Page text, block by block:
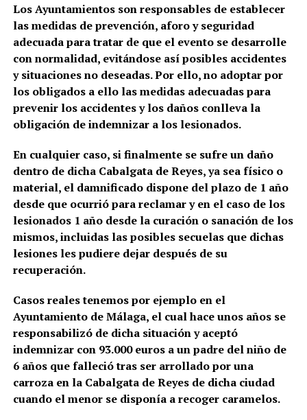
Los Ayuntamientos son responsables de establecer
las medidas de prevención, aforo y seguridad
adecuada para tratar de que el evento se desarrolle
con normalidad, evitándose así posibles accidentes
y situaciones no deseadas. Por ello, no adoptar por
los obligados a ello las medidas adecuadas para
prevenir los accidentes y los daños conlleva la
obligación de indemnizar a los lesionados.
En cualquier caso, si finalmente se sufre un daño
dentro de dicha Cabalgata de Reyes, ya sea físico o
material, el damnificado dispone del plazo de 1 año
desde que ocurrió para reclamar y en el caso de los
lesionados 1 año desde la curación o sanación de los
mismos, incluidas las posibles secuelas que dichas
lesiones les pudiere dejar después de su
recuperación.
Casos reales tenemos por ejemplo en el
Ayuntamiento de Málaga, el cual hace unos años se
responsabilizó de dicha situación y aceptó
indemnizar con 93.000 euros a un padre del niño de
6 años que falleció tras ser arrollado por una
carroza en la Cabalgata de Reyes de dicha ciudad
cuando el menor se disponía a recoger caramelos.